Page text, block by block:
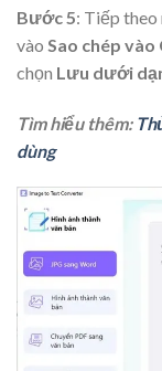
Bước 5: Tiếp
vào Sao chép
chọn Lưu dưới
Tìm hiểu thêm:
dùng